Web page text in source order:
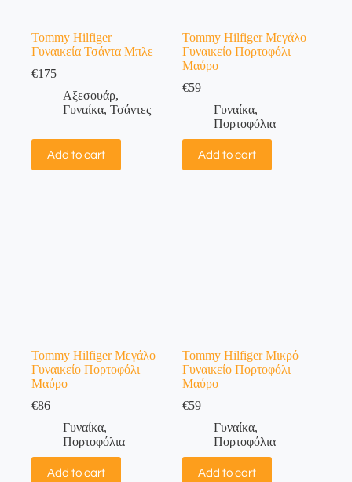
Tommy Hilfiger
Γυναικεία Τσάντα Μπλε
€175
Αξεσουάρ,
Γυναίκα, Τσάντες
Add to cart
Tommy Hilfiger Μεγάλο
Γυναικείο Πορτοφόλι
Μαύρο
€59
Γυναίκα,
Πορτοφόλια
Add to cart
Tommy Hilfiger Μεγάλο
Γυναικείο Πορτοφόλι
Μαύρο
€86
Γυναίκα,
Πορτοφόλια
Add to cart
Tommy Hilfiger Μικρό
Γυναικείο Πορτοφόλι
Μαύρο
€59
Γυναίκα,
Πορτοφόλια
Add to cart